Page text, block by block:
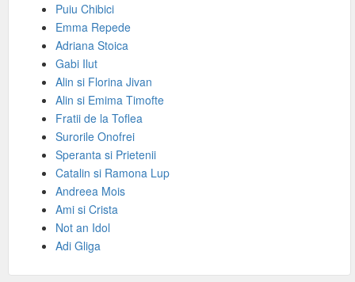
Puiu Chibici
Emma Repede
Adriana Stoica
Gabi Ilut
Alin si Florina Jivan
Alin si Emima Timofte
Fratii de la Toflea
Surorile Onofrei
Speranta si Prietenii
Catalin si Ramona Lup
Andreea Mois
Ami si Crista
Not an Idol
Adi Gliga